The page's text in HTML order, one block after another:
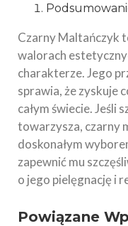
Czarny Maltańczyk
walorach
charakterze. Jego
sprawia, że zyskuje
całym świecie. Jeśli
towarzysza, czarny
doskonałym
zapewnić mu
o jego pielęgnację i
Powiązane